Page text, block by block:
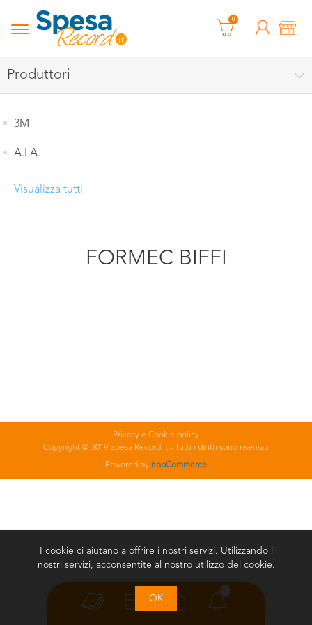
0
Produttori
3M
A.I.A.
Visualizza tutti
FORMEC BIFFI
Privacy e Cookie policy
Copyright © 2019 Spesa Record.it - Tutti i diritti sono riservati
Powered by nopCommerce
I cookie ci aiutano a offrire i nostri servizi. Utilizzando i
nostri servizi, acconsentite al nostro utilizzo dei cookie.
OK